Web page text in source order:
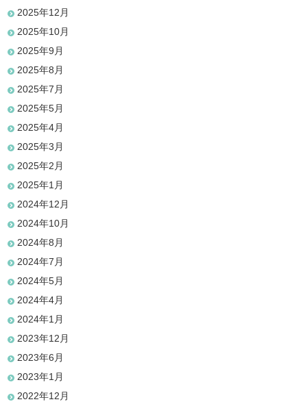
2025年12月
2025年10月
2025年9月
2025年8月
2025年7月
2025年5月
2025年4月
2025年3月
2025年2月
2025年1月
2024年12月
2024年10月
2024年8月
2024年7月
2024年5月
2024年4月
2024年1月
2023年12月
2023年6月
2023年1月
2022年12月